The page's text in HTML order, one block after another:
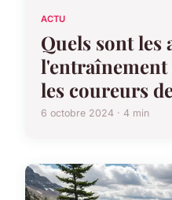
ACTU
Quels sont les
les coureurs
6 octobre 2024 · 4 min